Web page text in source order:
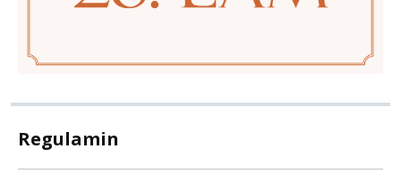
Regulamin